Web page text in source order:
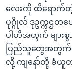
လေးကို ထိရောက်တဲ့
ပုဂ္ဂိုလ် ဒုဥက္ကဌတ
ပါတီအတွက် များစွ
ပြည်သူတွေအတွက်ရ
လို့ ကျနော်တို့ ခံယူ